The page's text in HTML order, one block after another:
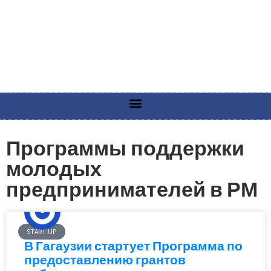
Программы поддержки
молодых
предпринимателей в РМ
START-UP
В Гагаузии стартует Программа по
предоставлению грантов